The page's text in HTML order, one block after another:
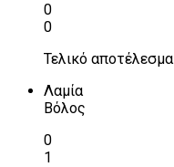
0
0
Τελικό αποτέλεσμα
Λαμία
Βόλος
0
1